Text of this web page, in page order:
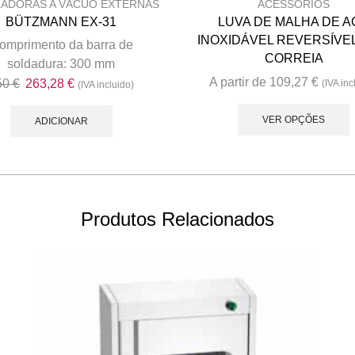
A VÁCUO EXTERNAS
BÜTZMANN EX-31
da barra de
soldadura: 300 mm
€ O
original
263,28€O
atual
(IVA incluido)
ADICIONAR
ACESSÓRIOS
LUVA DE MALHA DE
INOXIDÁVEL
CORREIA
A partir de 109,27€ (IVA
VER OPÇÕES
Produtos Relacionados